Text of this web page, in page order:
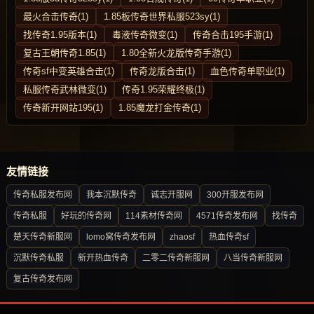
最火合击传奇(1)
1.85板传奇世界私服523sy(1)
找传奇1.95版本(1)
毒液传奇微变(1)
传奇合击195手游(1)
复古王朝传奇1.85(1)
1.80全新火龙版传奇手游(1)
传奇sf中变英雄合击(1)
传奇龙版合击(1)
血色传奇单职业(1)
私服传奇武林微变(1)
传奇1.95荣耀终极(1)
传奇新开网站195(1)
1.85魔龙打金传奇(1)
友情链接
传奇私服发布网 我本沉默传奇 诚志开服网 300开服发布网
传奇私服 好玩的传奇网 114素材传奇网 4571传奇发布网 找传奇
楚天传奇新服网 lomo窝传奇发布网 zhaosf 热血传奇sf
沉默传奇私服 新开热血传奇 二零二传奇新服网 八当传奇新服网
复古传奇发布网